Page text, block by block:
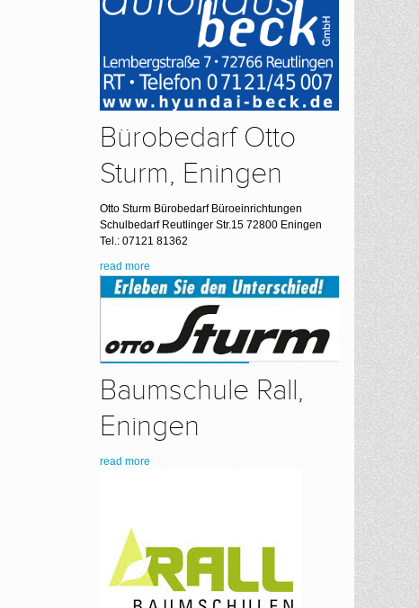
Bürobedarf Otto
Sturm, Eningen
Otto Sturm Bürobedarf Büroeinrichtungen
Schulbedarf Reutlinger Str.15 72800 Eningen
Tel.: 07121 81362
read more
Baumschule Rall,
Eningen
read more